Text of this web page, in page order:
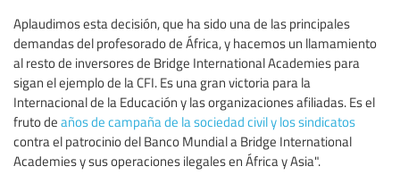
Aplaudimos esta decisión, que ha sido una de las principales
demandas del profesorado de África, y hacemos un llamamiento
al resto de inversores de Bridge International Academies para
sigan el ejemplo de la CFI. Es una gran victoria para la
Internacional de la Educación y las organizaciones afiliadas. Es el
fruto de años de campaña de la sociedad civil y los sindicatos
contra el patrocinio del Banco Mundial a Bridge International
Academies y sus operaciones ilegales en África y Asia".